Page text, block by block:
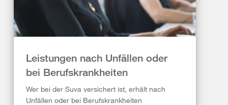
Leistungen nach Unfällen oder
bei Berufskrankheiten
Wer bei der Suva versichert ist, erhält nach
Unfällen oder bei Berufskrankheiten